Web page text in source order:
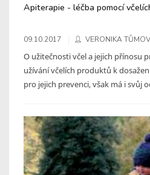
Apiterapie - léčba pomocí
09.10.2017 VERONIKA
O užitečnosti včel a jejich přínosu
užívání včelích produktů k
pro jejich prevenci, však má i svůj